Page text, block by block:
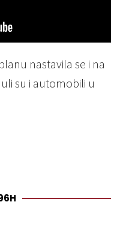
nastavila se i na
su i automobili u